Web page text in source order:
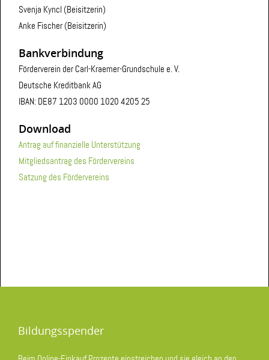
Svenja Kyncl (Beisitzerin)
Anke Fischer (Beisitzerin)
Bankverbindung
Förderverein der Carl-Kraemer-Grundschule e. V.
Deutsche Kreditbank AG
IBAN: DE87 1203 0000 1020 4205 25
Download
Antrag auf finanzielle Unterstützung
Mitgliedsantrag des Fördervereins
Satzung des Fördervereins
Bildungsspender